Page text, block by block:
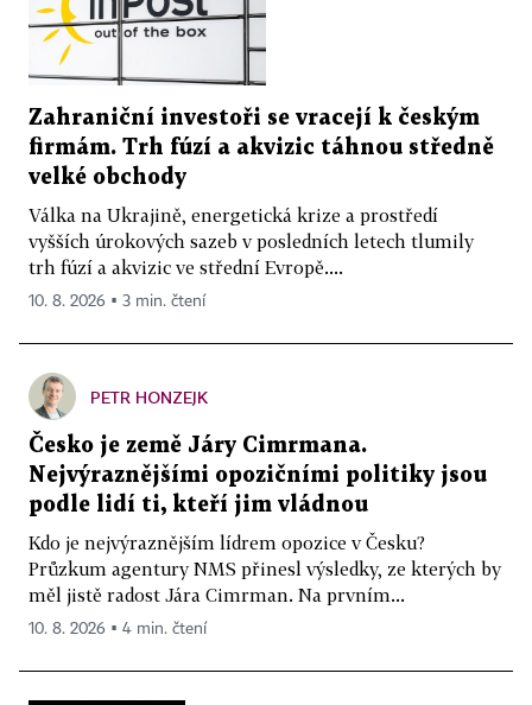
Zahraniční investoři se vracejí k českým
firmám. Trh fúzí a akvizic táhnou středně
velké obchody
Válka na Ukrajině, energetická krize a prostředí
vyšších úrokových sazeb v posledních letech tlumily
trh fúzí a akvizic ve střední Evropě....
10. 8. 2026 ▪ 3 min. čtení
PETR HONZEJK
Česko je země Járy Cimrmana.
Nejvýraznějšími opozičními politiky jsou
podle lidí ti, kteří jim vládnou
Kdo je nejvýraznějším lídrem opozice v Česku?
Průzkum agentury NMS přinesl výsledky, ze kterých by
měl jistě radost Jára Cimrman. Na prvním...
10. 8. 2026 ▪ 4 min. čtení